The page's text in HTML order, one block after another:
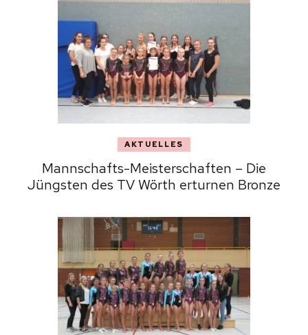
AKTUELLES
Mannschafts-Meisterschaften – Die
Jüngsten des TV Wörth erturnen Bronze